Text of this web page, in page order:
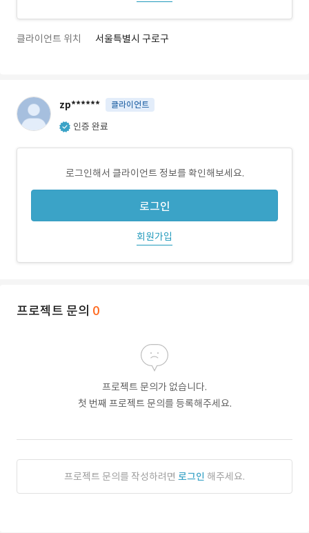
클라이언트 위치 서울특별시 구로구
zp****** 클라이언트
인증 완료
로그인해서 클라이언트 정보를 확인해보세요.
로그인
회원가입
프로젝트 문의 0
프로젝트 문의가 없습니다.
첫 번째 프로젝트 문의를 등록해주세요.
프로젝트 문의를 작성하려면 로그인 해주세요.